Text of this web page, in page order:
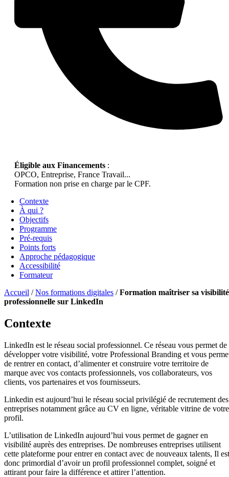
Éligible aux Financements :
OPCO, Entreprise, France Travail...
Formation non prise en charge par le CPF.
Contexte
À qui ?
Objectifs
Programme
Pré-requis
Points forts
Approche pédagogique
Accessibilité
Formateur
Accueil /Nos formations digitales /Formation maîtriser sa visibilité
professionnelle sur LinkedIn
Contexte
LinkedIn est le réseau social professionnel. Ce réseau vous permet de
développer votre visibilité, votre Professional Branding et vous
de rentrer en contact, d’alimenter et construire votre territoire de
marque avec vos contacts professionnels, vos collaborateurs, vos
clients, vos partenaires et vos fournisseurs.
Linkedin est aujourd’hui le réseau social privilégié de recrutement des
entreprises notamment grâce au CV en ligne, véritable vitrine de votre
profil.
L’utilisation de LinkedIn aujourd’hui vous permet de gagner en
visibilité auprès des entreprises. De nombreuses entreprises utilisent
cette plateforme pour entrer en contact avec de nouveaux talents, Il est
donc primordial d’avoir un profil professionnel complet, soigné et
attirant pour faire la différence et attirer l’attention.